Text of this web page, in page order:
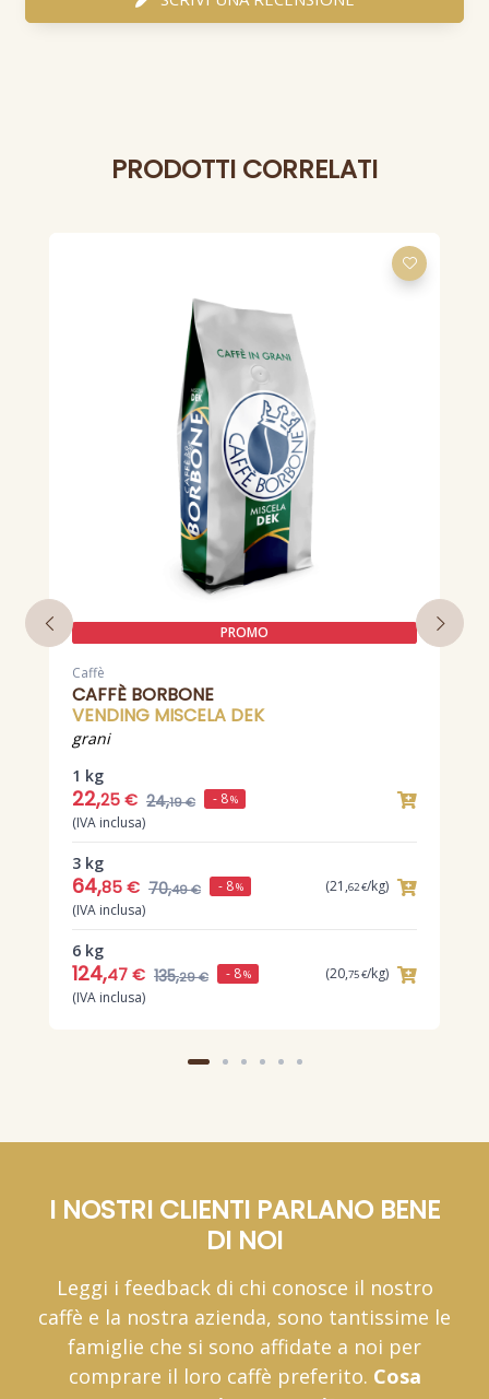
PRODOTTI CORRELATI
PROMO
Caffè
CAFFÈ BORBONE
VENDING MISCELA DEK
grani
1 kg
22,25 € 24,19 € - 8%
(IVA inclusa)
3 kg
64,85 € 70,49 € - 8% (21,62 €/kg)
(IVA inclusa)
6 kg
124,47 € 135,29 € - 8% (20,75 €/kg)
(IVA inclusa)
I NOSTRI CLIENTI PARLANO BENE
DI NOI
Leggi i feedback di chi conosce il nostro
caffè e la nostra azienda, sono tantissime le
famiglie che si sono affidate a noi per
comprare il loro caffè preferito. Cosa